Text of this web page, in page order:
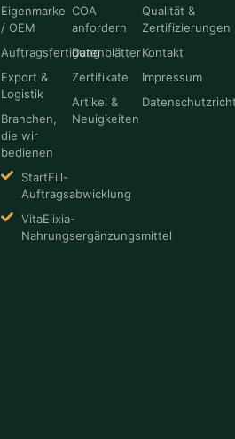
Eigenmarke
/ OEM
Auftragsfertigung
Export &
Logistik
Branchen,
die wir
bedienen
StartFill-
Auftragsabwicklung
VitaElixia-
Nahrungsergänzungsmittel
COA
anfordern
Datenblätter
Zertifikate
Artikel &
Neuigkeiten
Qualität &
Zertifizierungen
Kontakt
Impressum